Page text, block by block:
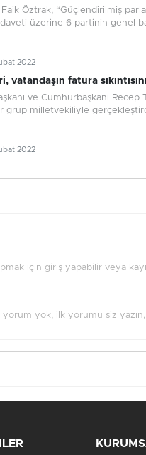
Faik Öztrak, “Güçlendirilmiş
daveti üzerine 6 partinin genel
2022
vatandaşın fatura
ve Cumhurbaşkanı Recep
grup milletvekiliyle
2022
için giriş yapabilir veya
yok, ilk yorumu siz yazın,